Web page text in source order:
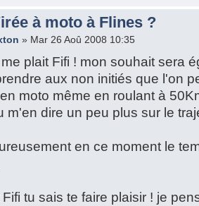
à moto à Flines ?
» Mar 26 Aoû 2008 10:35
plait Fifi ! mon souhait sera
aux non initiés que l'on
moto même en roulant à
m'en dire un peu plus sur le
en ce moment le
tu sais te faire plaisir ! je